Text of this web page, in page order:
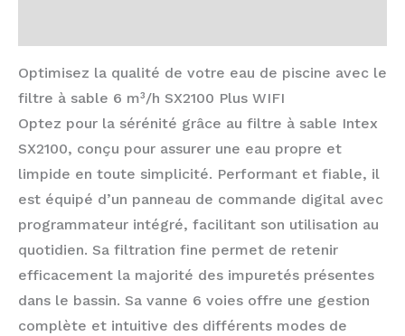
Optimisez la qualité de votre eau de piscine avec le
filtre à sable 6 m³/h SX2100 Plus WIFI
Optez pour la sérénité grâce au filtre à sable Intex
SX2100, conçu pour assurer une eau propre et
limpide en toute simplicité. Performant et fiable, il
est équipé d’un panneau de commande digital avec
programmateur intégré, facilitant son utilisation au
quotidien. Sa filtration fine permet de retenir
efficacement la majorité des impuretés présentes
dans le bassin. Sa vanne 6 voies offre une gestion
complète et intuitive des différents modes de